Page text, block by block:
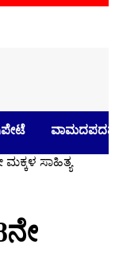
ಮಕ್ಕಳ ಸಾಹಿತ್ಯ